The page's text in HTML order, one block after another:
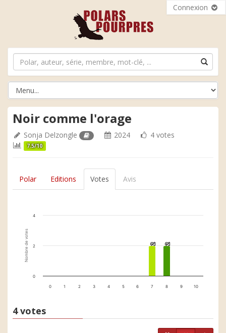
Connexion
Noir comme l'orage
Sonja Delzongle 2024 4 votes
7.5/10
Polar Editions Votes Avis
Nombre de votes 2
2 2
2
0 1 2 3 4 5 6 7 8 9 10
0
2
4
4 votes